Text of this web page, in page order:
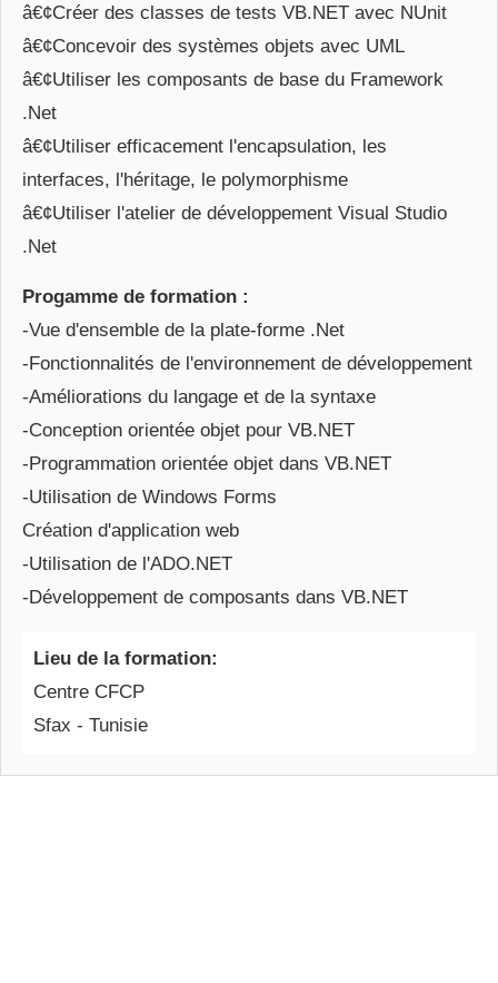
â€¢Créer des classes de tests VB.NET avec NUnit
â€¢Concevoir des systèmes objets avec UML
â€¢Utiliser les composants de base du Framework
.Net
â€¢Utiliser efficacement l'encapsulation, les
interfaces, l'héritage, le polymorphisme
â€¢Utiliser l'atelier de développement Visual Studio
.Net
Progamme de formation :
-Vue d'ensemble de la plate-forme .Net
-Fonctionnalités de l'environnement de développement
-Améliorations du langage et de la syntaxe
-Conception orientée objet pour VB.NET
-Programmation orientée objet dans VB.NET
-Utilisation de Windows Forms
Création d'application web
-Utilisation de l'ADO.NET
-Développement de composants dans VB.NET
Lieu de la formation:
Centre CFCP
Sfax - Tunisie